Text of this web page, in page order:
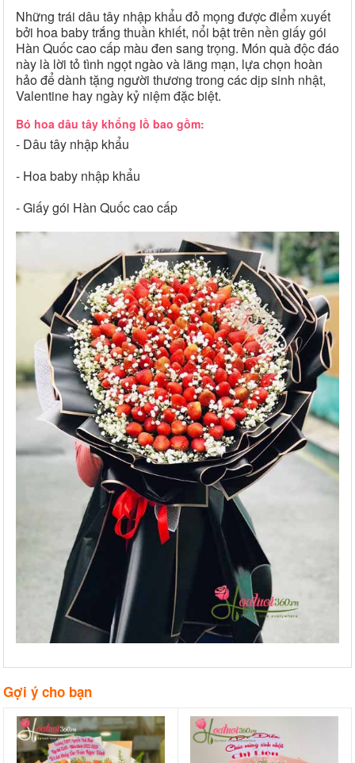
Những trái dâu tây nhập khẩu đỏ mọng được điểm xuyết
bởi hoa baby trắng thuần khiết, nổi bật trên nền giấy gói
Hàn Quốc cao cấp màu đen sang trọng. Món quà độc đáo
này là lời tỏ tình ngọt ngào và lãng mạn, lựa chọn hoàn
hảo để dành tặng người thương trong các dịp sinh nhật,
Valentine hay ngày kỷ niệm đặc biệt.
Bó hoa dâu tây khổng lồ bao gồm:
- Dâu tây nhập khẩu
- Hoa baby nhập khẩu
- Giấy gói Hàn Quốc cao cấp
Gợi ý cho bạn